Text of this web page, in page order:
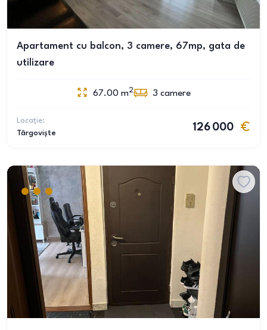
Apartament cu balcon, 3 camere, 67mp, gata de
utilizare
67.00 m2 3 camere
Locație:
Târgoviște
126 000